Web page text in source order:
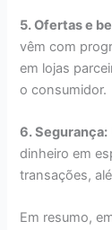
5. Ofertas e
vêm com
em lojas
o consumidor.
6. Segurança:
dinheiro em
transações,
Em resumo,